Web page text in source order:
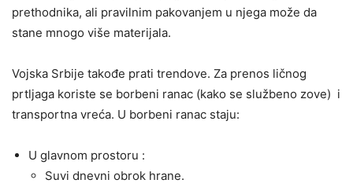
prethodnika, ali pravilnim pakovanjem u njega može da
stane mnogo više materijala.
Vojska Srbije takođe prati trendove. Za prenos ličnog
prtljaga koriste se borbeni ranac (kako se službeno zove) i
transportna vreća. U borbeni ranac staju:
U glavnom prostoru :
Suvi dnevni obrok hrane.